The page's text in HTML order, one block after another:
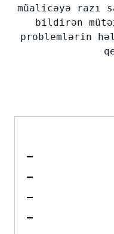
müalicəyə razı
bildirən
problemlərin